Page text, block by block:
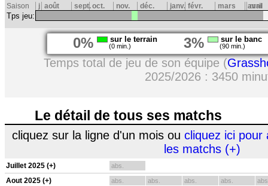
Saison j août sept.oct. nov. déc. janv. févr. mars avril
mai
Tps jeu:
0% sur le terrain
(0 min.) 3% sur le banc
(90 min.)
Temps total de jeu de son équipe (
2025/2026 : 3450
Le détail de tous ses matchs
cliquez sur la ligne d'un mois ou cliquez ici pour
les matchs (+)
Juillet 2025 (+) abs.
Aout 2025 (+) abs. abs. abs. abs.